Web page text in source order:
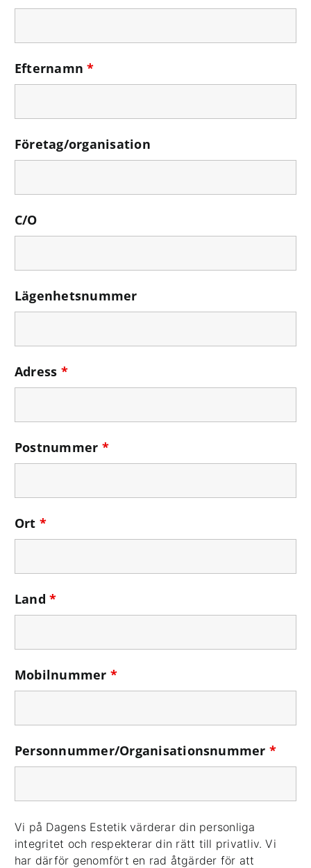
Efternamn*
Företag/organisation
C/O
Lägenhetsnummer
Adress *
Postnummer *
Ort *
Land*
Mobilnummer *
Personnummer/Organisationsnummer *
Vi på Dagens Estetik värderar din personliga
integritet och respekterar din rätt till privatliv. Vi
har därför genomfört en rad åtgärder för att